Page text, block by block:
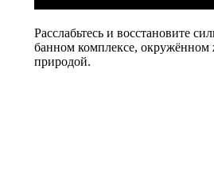
Расслабьтесь и восстановите
банном комплексе,
природой.